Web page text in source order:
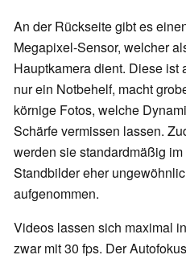
An der Rückseite gibt es
Megapixel-Sensor, welcher
Hauptkamera dient. Diese ist
nur ein Notbehelf, macht
körnige Fotos, welche
Schärfe vermissen lassen.
werden sie standardmäßig im
Standbilder eher
aufgenommen.
Videos lassen sich maximal
zwar mit 30 fps. Der